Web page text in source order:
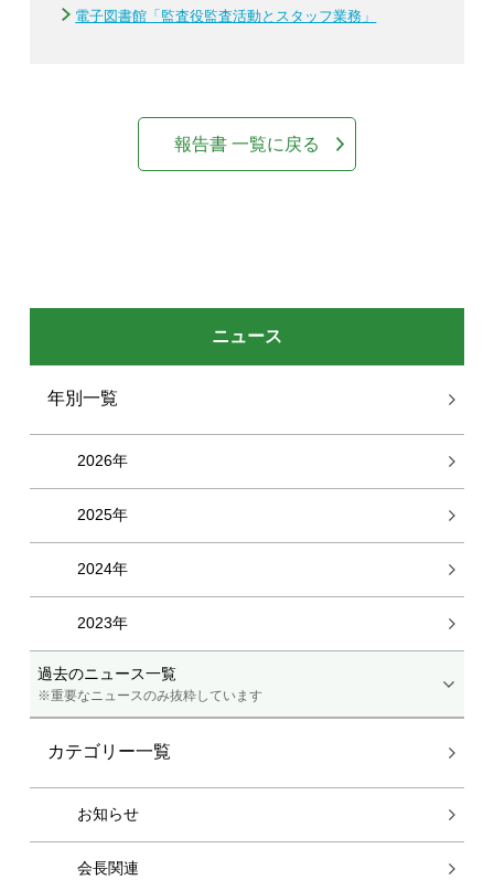
ニュース
年別一覧
過去のニュース一覧
※重要なニュースのみ抜粋しています
2026年
2025年
2024年
2023年
カテゴリー一覧
お知らせ
会長関連
電子図書館「監査役監査活動とスタッフ業務」
報告書 一覧に戻る